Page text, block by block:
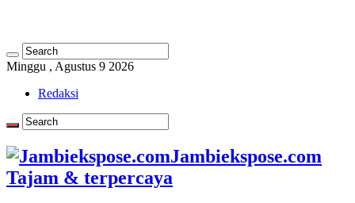
Minggu , Agustus 9 2026
Redaksi
Jambiekspose.com
Tajam & terpercaya